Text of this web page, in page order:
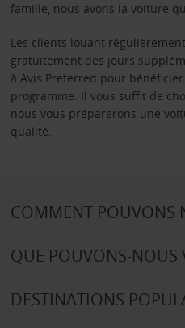
famille, nous avons la voiture
Les clients louant
gratuitement des jours
à Avis Preferred pour
programme. Il vous suffit de
nous vous préparerons une
qualité.
COMMENT POUVONS
QUE POUVONS-NOUS
DESTINATIONS